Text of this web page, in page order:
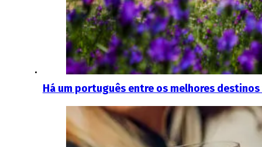
Há um português entre os melhores